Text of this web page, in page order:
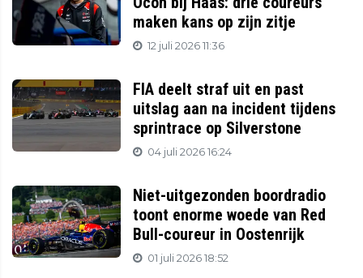
maken kans op zijn zitje
12 juli 2026 11:36
FIA deelt straf uit en past
uitslag aan na incident tijdens
sprintrace op Silverstone
04 juli 2026 16:24
Niet-uitgezonden boordradio
toont enorme woede van Red
Bull-coureur in Oostenrijk
01 juli 2026 18:52